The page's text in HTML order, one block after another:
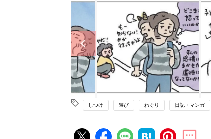
しつけ 遊び わぐり 日記・マンガ